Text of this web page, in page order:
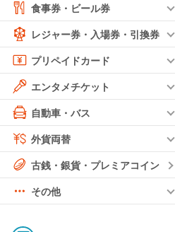
食事券・ビール券
レジャー券・入場券・引換券
プリペイドカード
エンタメチケット
自動車・バス
外貨両替
古銭・銀貨・プレミアコイン
その他